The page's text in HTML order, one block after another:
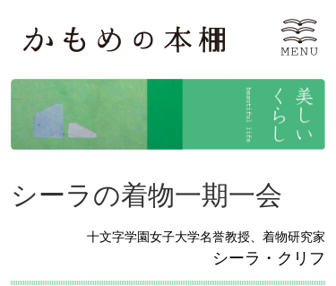
シーラの着物一期一会
十文字学園女子大学名誉教授、着物研究家
シーラ・クリフ